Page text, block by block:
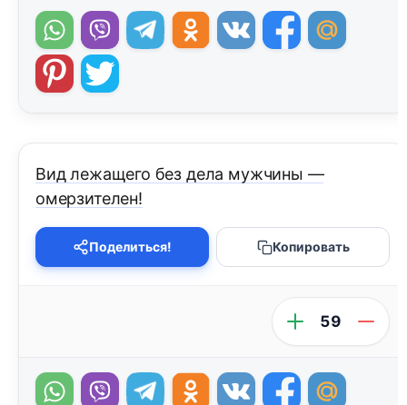
Вид лежащего без дела мужчины —
омерзителен!
Поделиться! Копировать
59